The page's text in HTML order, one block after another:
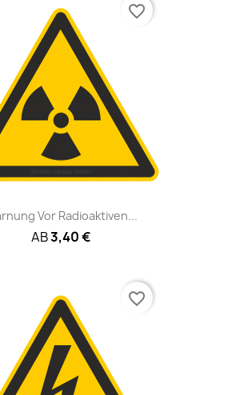
Vor Radioaktiven...
AB3,40 €
favorite_border
favorite_border